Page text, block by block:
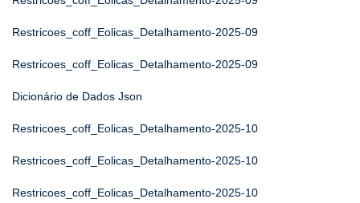
Restricoes_coff_Eolicas_Detalhamento-2025-09
Restricoes_coff_Eolicas_Detalhamento-2025-09
Dicionário de Dados Json
Restricoes_coff_Eolicas_Detalhamento-2025-10
Restricoes_coff_Eolicas_Detalhamento-2025-10
Restricoes_coff_Eolicas_Detalhamento-2025-10